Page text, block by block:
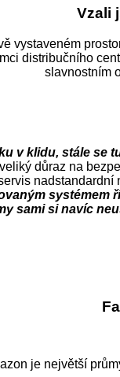
Vzali
vystaveném
distribučního
slavnostním
v klidu, stále
důraz na
nadstandardní
sami si navíc
je největší